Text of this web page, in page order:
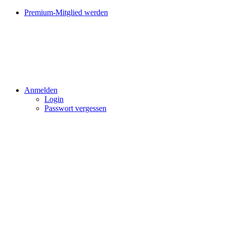
Premium-Mitglied werden
Anmelden
Login
Passwort vergessen